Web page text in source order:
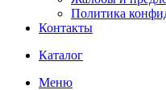
Политика
Контакты
Каталог
Меню